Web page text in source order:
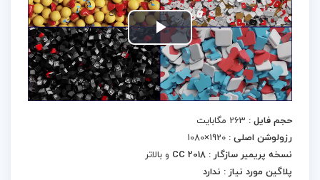
Play
Video
حجم فایل : 263 مگابایت
رزولوشن اصلی : 1920×1080
نسخه پریمیر سازگار : CC 2018
و بالاتر
پلاگین مورد نیاز : ندارد